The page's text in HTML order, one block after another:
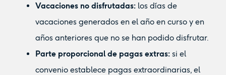
Vacaciones no disfrutadas:los días de
vacaciones generados en el año en curso y en
años anteriores que no se han podido disfrutar.
Parte proporcional de pagas extras:si el
convenio establece pagas extraordinarias, el